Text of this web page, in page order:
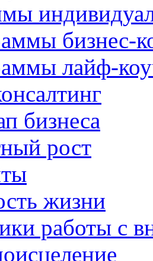
бизнес-
лайф-
бизнеса
рост
жизни
работы с